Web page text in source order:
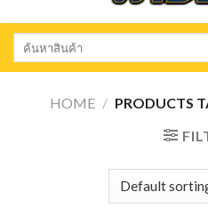
Search
HOME / PRODUCTS